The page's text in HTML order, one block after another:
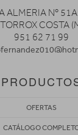
ALMERIA Nº
COSTA
951 62 71 99
OFERTAS
CATÁLOGO